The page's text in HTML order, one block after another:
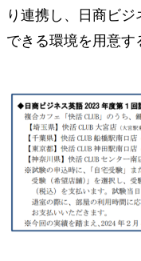
り連携し、日商ビ
できる環境を用意す